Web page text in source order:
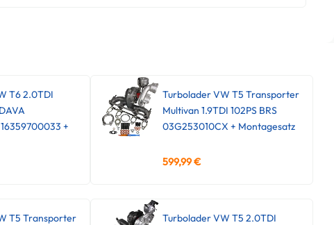
T6 2.0TDI
+
Turbolader VW T5 Transporter
Multivan 1.9TDI 102PS BRS
03G253010CX + Montagesatz
599,99€
T5 Transporter
Turbolader VW T5 2.0TDI